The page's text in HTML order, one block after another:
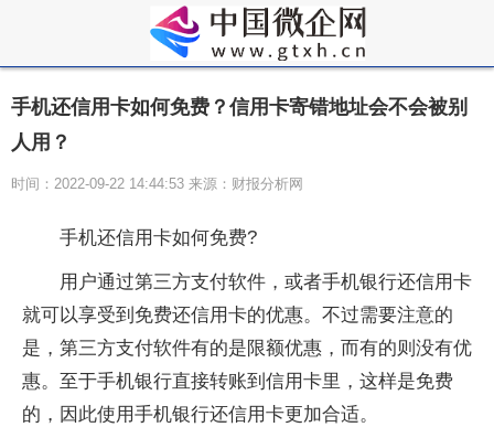
手机还信用卡如何免费？信用卡寄错地址会不会被别
人用？
时间：2022-09-22 14:44:53 来源：财报分析网
手机还信用卡如何免费?
用户通过第三方支付软件，或者手机银行还信用卡
就可以享受到免费还信用卡的优惠。不过需要注意的
是，第三方支付软件有的是限额优惠，而有的则没有优
惠。至于手机银行直接转账到信用卡里，这样是免费
的，因此使用手机银行还信用卡更加合适。